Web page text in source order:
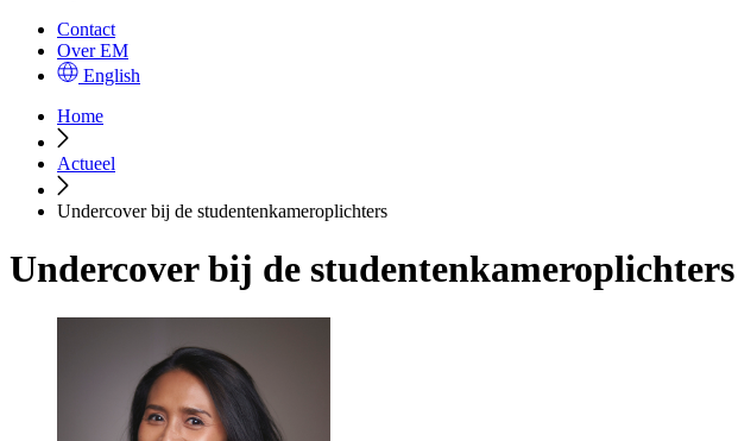
Contact
Over EM
English
Home
Actueel
Undercover bij de studentenkameroplichters
Undercover bij de studentenkameroplichters